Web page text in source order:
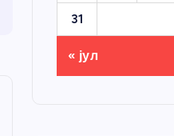
31
« јул